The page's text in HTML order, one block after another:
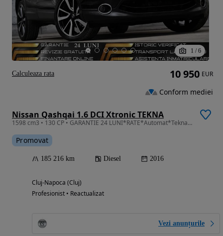
1 / 6
Nissan Qashqai 1.6 DCI Xtronic TEKNA
1598 cm3 • 130 CP • GARANTIE 24 LUNI*RATE*Automat*Tekna Plus*Piele*Panorama*Camere 360*Ful
Promovat
185 216 km Diesel 2016
Cluj-Napoca (Cluj)
Profesionist • Reactualizat
Vezi anunțurile
10 950 EUR
Conform mediei
Calculeaza rata